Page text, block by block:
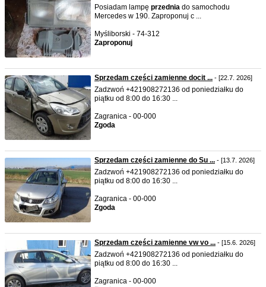
Posiadam lampę przednia do samochodu
Mercedes w 190. Zaproponuj c ...
Myśliborski - 74-312
Zaproponuj
Sprzedam części zamienne docit ... - [22.7. 2026]
Zadzwoń +421908272136 od poniedziałku do
piątku od 8:00 do 16:30 ...
Zagranica - 00-000
Zgoda
Sprzedam części zamienne do Su ... - [13.7. 2026]
Zadzwoń +421908272136 od poniedziałku do
piątku od 8:00 do 16:30 ...
Zagranica - 00-000
Zgoda
Sprzedam części zamienne vw vo ... - [15.6. 2026]
Zadzwoń +421908272136 od poniedziałku do
piątku od 8:00 do 16:30 ...
Zagranica - 00-000